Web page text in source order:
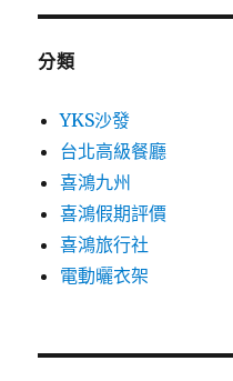
分類
YKS沙發
台北高級餐廳
喜鴻九州
喜鴻假期評價
喜鴻旅行社
電動曬衣架